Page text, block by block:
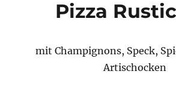
Pizza
mit Champignons, Speck,
Artischocken